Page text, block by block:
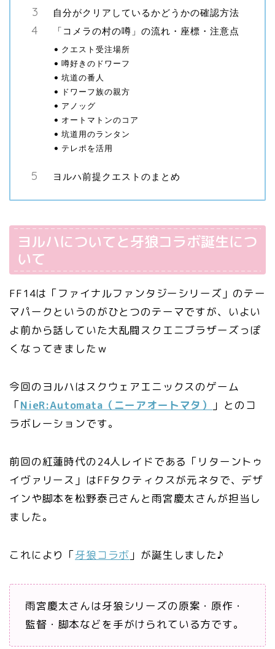
自分がクリアしているかどうかの確認方法
「コメラの村の噂」の流れ・座標・注意点
クエスト受注場所
噂好きのドワーフ
坑道の番人
ドワーフ族の親方
アノッグ
オートマトンのコア
坑道用のランタン
テレポを活用
ヨルハ前提クエストのまとめ
ヨルハについてと牙狼コラボ誕生につ
いて
FF14は「ファイナルファンタジーシリーズ」のテー
マパークというのがひとつのテーマですが、いよい
よ前から話していた大乱闘スクエニブラザーズっぽ
くなってきましたｗ
今回のヨルハはスクウェアエニックスのゲーム
「NieR:Automata（ニーアオートマタ）
」とのコ
ラボレーションです。
前回の紅蓮時代の24人レイドである「リターントゥ
イヴァリース」はFFタクティクスが元ネタで、デザ
インや脚本を松野泰己さんと雨宮慶太さんが担当し
ました。
これにより「牙狼コラボ 」が誕生しました♪
雨宮慶太さんは牙狼シリーズの原案・原作・
監督・脚本などを手がけられている方です。